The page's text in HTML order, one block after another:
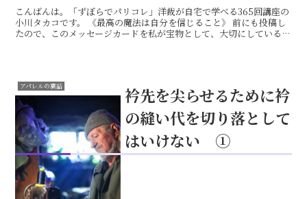
こんばんは。「ずぼらでパリコレ」洋裁が自宅で学べる365回講座の
小川タカコです。 《最高の魔法は自分を信じること》 前にも投稿し
たので、このメッセージカードを私が宝物として、大切にしているこ
アパレルの裏話
衿先を尖らせるために衿
の縫い代を切り落として
はいけない ①